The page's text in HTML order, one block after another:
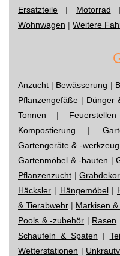
Ersatzteile | Motorrad
Wohnwagen | Weitere
Anzucht | Bewässerung |
Pflanzengefäße | Dünger
Tonnen | Feuerstellen
Kompostierung |
Gartengeräte & -werkzeug
Gartenmöbel & -bauten |
Pflanzenzucht |
Häcksler | Hängemöbel|
& Tierabwehr | Markisen
Pools & -zubehör | Rasen
Schaufeln & Spaten |
Wetterstationen |